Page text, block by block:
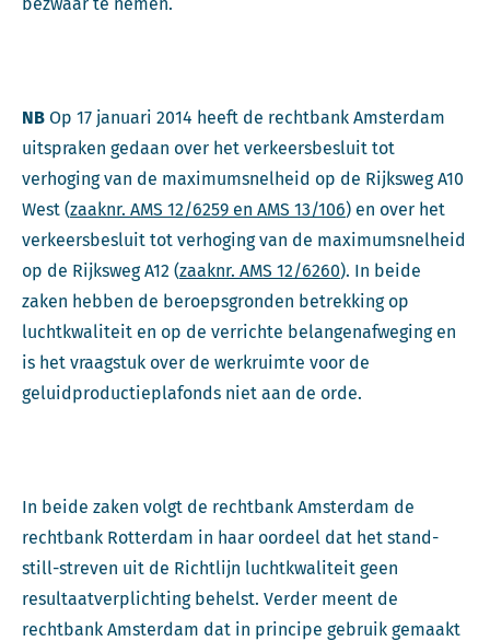
NB Op 17 januari 2014 heeft de rechtbank Amsterdam
uitspraken gedaan over het verkeersbesluit tot
verhoging van de maximumsnelheid op de Rijksweg A10
West (zaaknr. AMS 12/6259 en AMS 13/106) en over het
verkeersbesluit tot verhoging van de maximumsnelheid
op de Rijksweg A12 (zaaknr. AMS 12/6260). In beide
zaken hebben de beroepsgronden betrekking op
luchtkwaliteit en op de verrichte belangenafweging en
is het vraagstuk over de werkruimte voor de
geluidproductieplafonds niet aan de orde.
In beide zaken volgt de rechtbank Amsterdam de
rechtbank Rotterdam in haar oordeel dat het stand-
still-streven uit de Richtlijn luchtkwaliteit geen
resultaatverplichting behelst. Verder meent de
rechtbank Amsterdam dat in principe gebruik gemaakt